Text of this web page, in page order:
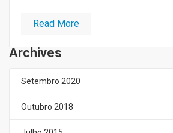
Read More
Archives
Setembro 2020
Outubro 2018